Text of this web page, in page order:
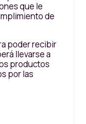
que le
de
poder recibir
llevarse a
productos
por las